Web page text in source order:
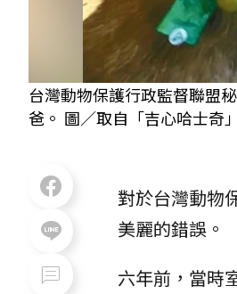
台灣動物保護行政監督聯盟
爸。 圖／取自「吉心哈士奇
對於台灣動物
美麗的錯誤。
六年前，當時